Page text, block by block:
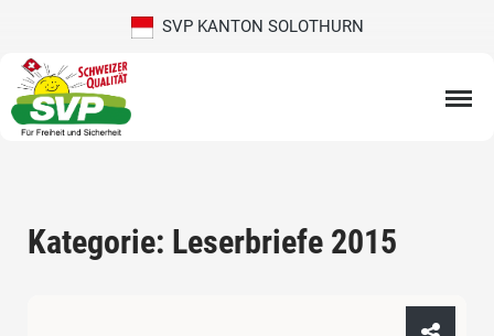
SVP KANTON SOLOTHURN
Kategorie: Leserbriefe 2015